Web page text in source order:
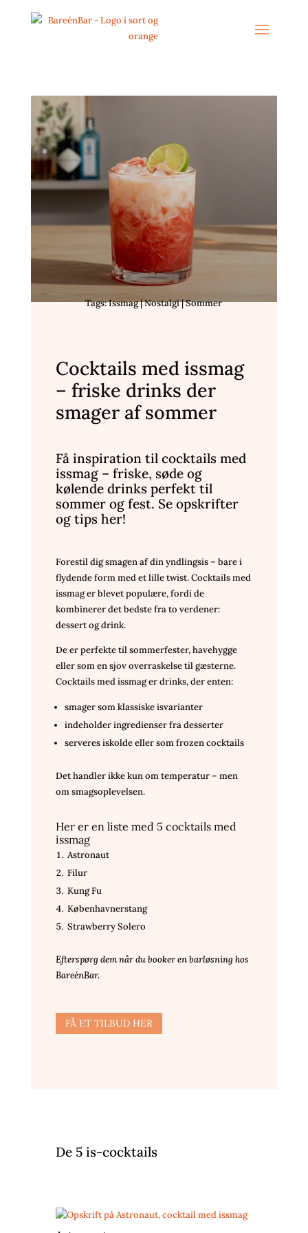
Tags: Issmag | Nostalgi | Sommer
Cocktails med issmag
– friske drinks der
smager af sommer
Få inspiration til cocktails med
issmag – friske, søde og
kølende drinks perfekt til
sommer og fest. Se opskrifter
og tips her!
Forestil dig smagen af din yndlingsis – bare i
flydende form med et lille twist. Cocktails med
issmag er blevet populære, fordi de
kombinerer det bedste fra to verdener:
dessert og drink.
De er perfekte til sommerfester, havehygge
eller som en sjov overraskelse til gæsterne.
Cocktails med issmag er drinks, der enten:
smager som klassiske isvarianter
indeholder ingredienser fra desserter
serveres iskolde eller som frozen cocktails
Det handler ikke kun om temperatur – men
om smagsoplevelsen.
Her er en liste med 5 cocktails med
issmag
Astronaut
Filur
Kung Fu
Københavnerstang
Strawberry Solero
Efterspørg dem når du booker en barløsning hos
BareénBar.
FÅ ET TILBUD HER
De 5 is-cocktails